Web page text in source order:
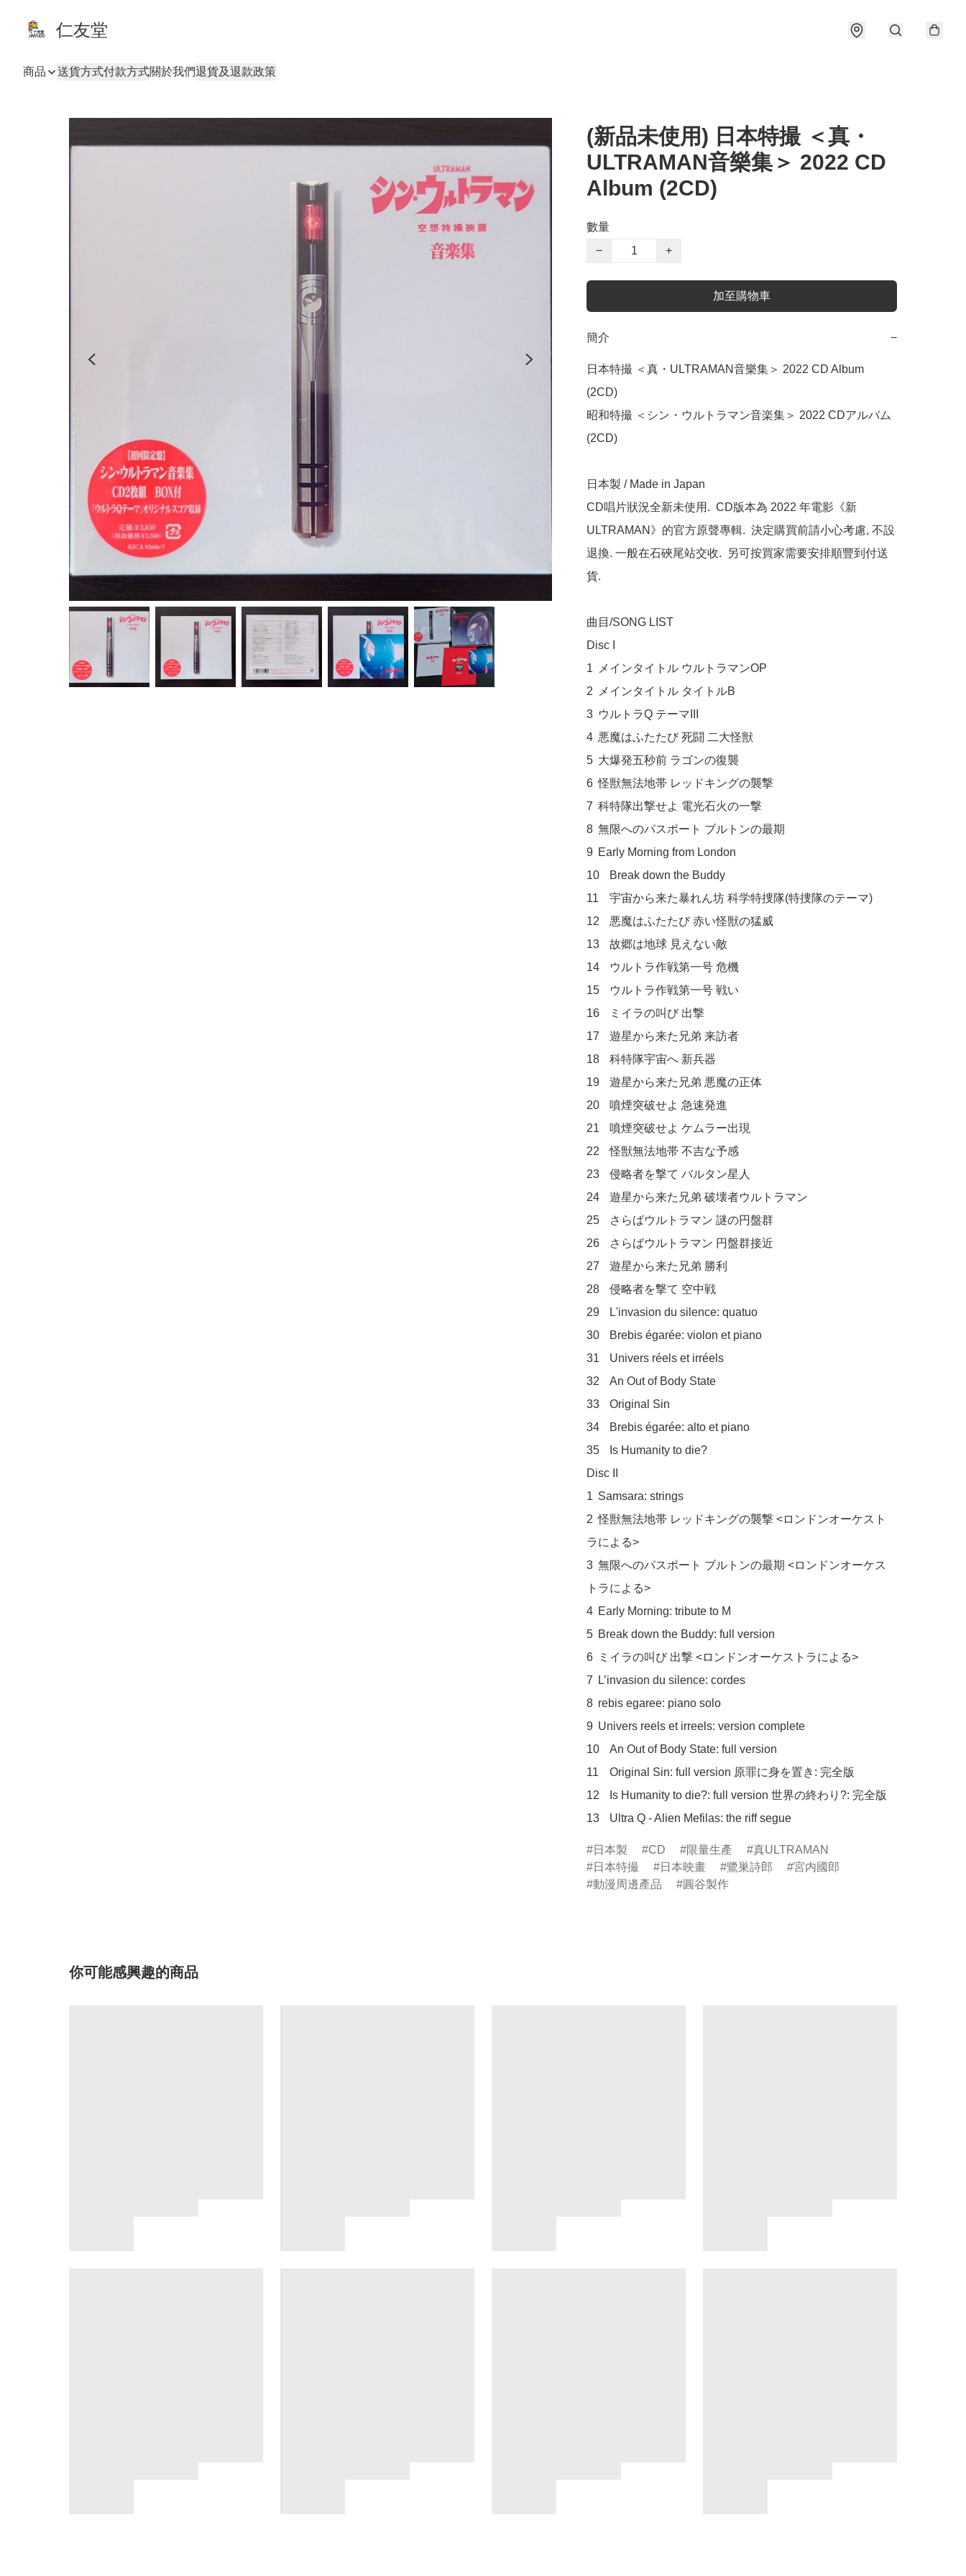
仁友堂
商品 送貨方式付款方式關於我們退貨及退款政策
(新品未使用) 日本特撮 ＜真・
ULTRAMAN音樂集＞ 2022 CD
Album (2CD)
數量
−
+
加至購物車
簡介 −
日本特撮 ＜真・ULTRAMAN音樂集＞ 2022 CD Album
(2CD)
昭和特撮 ＜シン・ウルトラマン音楽集＞ 2022 CDアルバム
(2CD)
日本製 / Made in Japan
CD唱片狀況全新未使用.  CD版本為 2022 年電影《新
ULTRAMAN》的官方原聲專輯.  決定購買前請小心考慮, 不設
退換. 一般在石硤尾站交收.  另可按買家需要安排順豐到付送
貨.
曲目/SONG LIST
Disc I
1	メインタイトル ウルトラマンOP
2	メインタイトル タイトルB
3	ウルトラQ テーマIII
4	悪魔はふたたび 死闘 二大怪獣
5	大爆発五秒前 ラゴンの復襲
6	怪獣無法地帯 レッドキングの襲撃
7	科特隊出撃せよ 電光石火の一撃
8	無限へのパスポート ブルトンの最期
9	Early Morning from London
10	Break down the Buddy
11	宇宙から来た暴れん坊 科学特捜隊(特捜隊のテーマ)
12	悪魔はふたたび 赤い怪獣の猛威
13	故郷は地球 見えない敵
14	ウルトラ作戦第一号 危機
15	ウルトラ作戦第一号 戦い
16	ミイラの叫び 出撃
17	遊星から来た兄弟 来訪者
18	科特隊宇宙へ 新兵器
19	遊星から来た兄弟 悪魔の正体
20	噴煙突破せよ 急速発進
21	噴煙突破せよ ケムラー出現
22	怪獣無法地帯 不吉な予感
23	侵略者を撃て バルタン星人
24	遊星から来た兄弟 破壊者ウルトラマン
25	さらばウルトラマン 謎の円盤群
26	さらばウルトラマン 円盤群接近
27	遊星から来た兄弟 勝利
28	侵略者を撃て 空中戦
29	L'invasion du silence: quatuo
30	Brebis égarée: violon et piano
31	Univers réels et irréels
32	An Out of Body State
33	Original Sin
34	Brebis égarée: alto et piano
35	Is Humanity to die?
Disc II
1	Samsara: strings
2	怪獣無法地帯 レッドキングの襲撃 <ロンドンオーケスト
ラによる>
3	無限へのパスポート ブルトンの最期 <ロンドンオーケス
トラによる>
4	Early Morning: tribute to M
5	Break down the Buddy: full version
6	ミイラの叫び 出撃 <ロンドンオーケストラによる>
7	L’invasion du silence: cordes
8	rebis egaree: piano solo
9	Univers reels et irreels: version complete
10	An Out of Body State: full version
11	Original Sin: full version 原罪に身を置き: 完全版
12	Is Humanity to die?: full version 世界の終わり?: 完全版
13	Ultra Q - Alien Mefilas: the riff segue
日本製 CD 限量生產
真ULTRAMAN
日本特撮
日本映畫 鷺巣詩郎
宮内國郎
動漫周邊產品
圓谷製作
你可能感興趣的商品